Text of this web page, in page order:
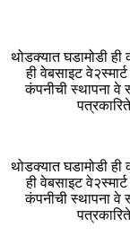
थोडक्यात घडामोडी
ही वेबसाइट
कंपनीची स्थापना वे
थोडक्यात घडामोडी
ही वेबसाइट
कंपनीची स्थापना वे